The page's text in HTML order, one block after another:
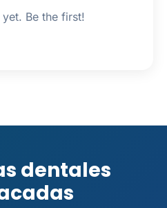
Be the first!
dentales